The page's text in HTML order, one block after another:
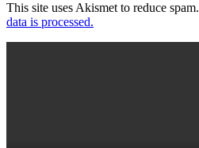
This site uses Akismet to reduce spam.
data is processed.